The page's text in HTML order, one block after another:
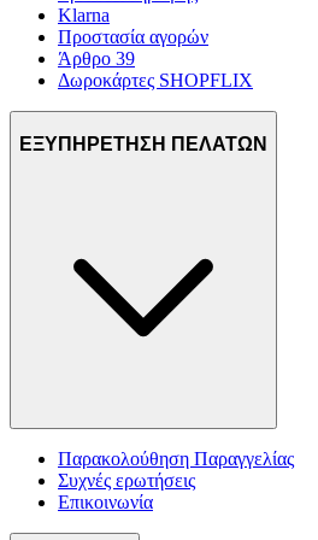
Klarna
Προστασία αγορών
Άρθρο 39
Δωροκάρτες SHOPFLIX
ΕΞΥΠΗΡΕΤΗΣΗ ΠΕΛΑΤΩΝ
Παρακολούθηση Παραγγελίας
Συχνές ερωτήσεις
Επικοινωνία